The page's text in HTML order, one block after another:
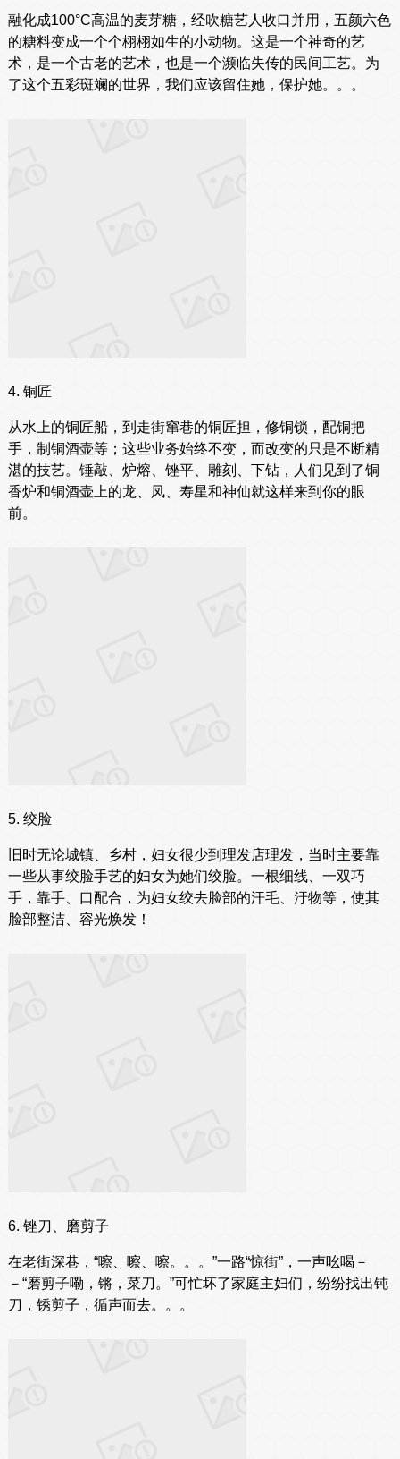
融化成100°C高温的麦芽糖，经吹糖艺人收口并用，五颜六色
的糖料变成一个个栩栩如生的小动物。这是一个神奇的艺
术，是一个古老的艺术，也是一个濒临失传的民间工艺。为
了这个五彩斑斓的世界，我们应该留住她，保护她。。。
4. 铜匠
从水上的铜匠船，到走街窜巷的铜匠担，修铜锁，配铜把
手，制铜酒壶等；这些业务始终不变，而改变的只是不断精
湛的技艺。锤敲、炉熔、锉平、雕刻、下钻，人们见到了铜
香炉和铜酒壶上的龙、凤、寿星和神仙就这样来到你的眼
前。
5. 绞脸
旧时无论城镇、乡村，妇女很少到理发店理发，当时主要靠
一些从事绞脸手艺的妇女为她们绞脸。一根细线、一双巧
手，靠手、口配合，为妇女绞去脸部的汗毛、汙物等，使其
脸部整洁、容光焕发！
6. 锉刀、磨剪子
在老街深巷，“嚓、嚓、嚓。。。”一路“惊街”，一声吆喝－
－“磨剪子嘞，锵，菜刀。”可忙坏了家庭主妇们，纷纷找出钝
刀，锈剪子，循声而去。。。